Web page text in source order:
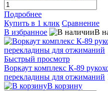
Подробнее
Купить в 1 клик Сравнение
В избранное
В
Быстрый просмотр
Воркаут комплекс К-89
перекладины для отжиманий
В корзину